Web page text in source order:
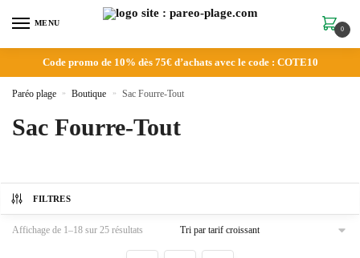
MENU
0
Code promo de 10% dès 75€ d’achats avec le code : COTE10
Paréo plage » Boutique » Sac Fourre-Tout
Sac Fourre-Tout
FILTRES
Affichage de 1–18 sur 25 résultats